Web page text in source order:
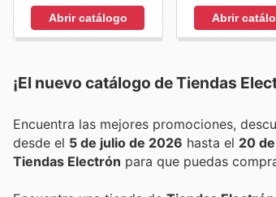
Abrir catálogo Abrir
¡El nuevo catálogo deTiendas
desde el 5 de julio de 2026 hasta el 20
Tiendas Electrón para que puedas